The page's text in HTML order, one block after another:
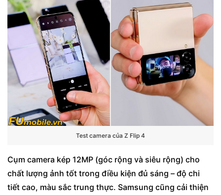
Test camera của Z Flip 4
Cụm camera kép 12MP (góc rộng và siêu rộng) cho
chất lượng ảnh tốt trong điều kiện đủ sáng – độ chi
tiết cao, màu sắc trung thực. Samsung cũng cải thiện